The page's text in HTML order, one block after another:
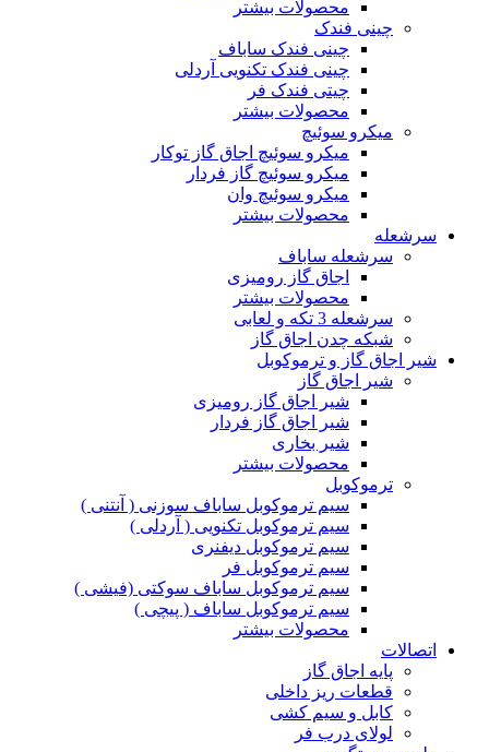
محصولات بیشتر
چینی فندک
چینی فندک ساباف
چینی فندک تکنویی آردلی
چیتی فندک فر
محصولات بیشتر
میکرو سوئیچ
میکرو سوئیچ اجاق گاز توکار
میکرو سوئیچ گاز فردار
میکرو سوئیچ وان
محصولات بیشتر
سرشعله
سرشعله ساباف
اجاق گاز رومیزی
محصولات بیشتر
سرشعله 3 تکه و لعابی
شبکه چدن اجاق گاز
شیر اجاق گاز و ترموکوبل
شیر اجاق گاز
شیر اجاق گاز رومیزی
شیر اجاق گاز فردار
شیر بخاری
محصولات بیشتر
ترموکوبل
سیم ترموکوبل ساباف سوزنی ( آنتنی )
سیم ترموکوبل تکنویی ( آردلی )
سیم ترموکوبل دیفنری
سیم ترموکوبل فر
سیم ترموکوبل ساباف سوکتی (فیشی )
سیم ترموکوبل ساباف ( پیچی )
محصولات بیشتر
اتصالات
پایه اجاق گاز
قطعات ریز داخلی
کابل و سیم کشی
لولای درب فر